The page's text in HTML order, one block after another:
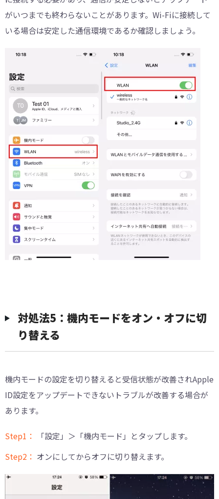
がいつまでも終わらないことがあります。Wi-Fiに接続して
いる場合は安定した通信環境であるか確認しましょう。
対処法5：機内モードをオン・オフに切
り替える
機内モードの設定を切り替えると受信状態が改善されApple
ID設定をアップデートできないトラブルが改善する場合が
あります。
Step1：
「設定」＞「機内モード」とタップします。
Step2： オンにしてからオフに切り替えます。